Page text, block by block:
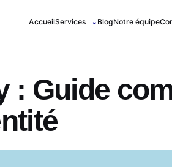
AccueilServices ⌄ BlogNotre équipe
: Guide